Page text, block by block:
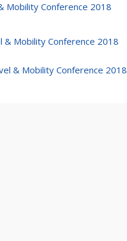
Mobility Conference 2018
& Mobility Conference 2018
& Mobility Conference 2018